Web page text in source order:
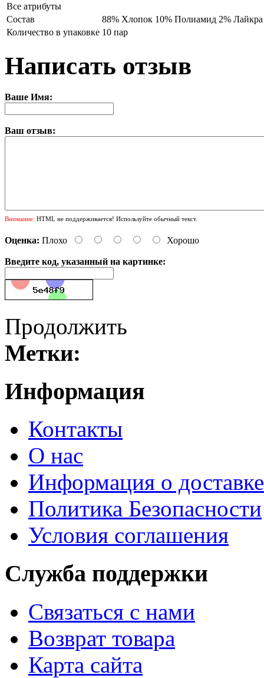
Все атрибуты
Состав
88% Хлопок 10% Полиамид 2% Лайкра
Количество в упаковке 10 пар
Написать отзыв
Ваше Имя:
Ваш отзыв:
Внимание: HTML не поддерживается! Используйте обычный текст.
Оценка: Плохо Хорошо
Введите код, указанный на картинке:
Продолжить
Метки:
Информация
Контакты
О нас
Информация о доставке
Политика Безопасности
Условия соглашения
Служба поддержки
Связаться с нами
Возврат товара
Карта сайта